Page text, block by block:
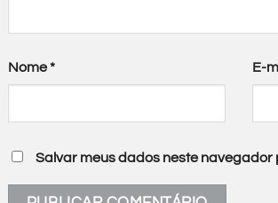
Nome* E-
Salvar meus dados neste navegador